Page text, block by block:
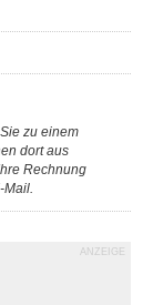
zu einem
dort aus
Rechnung
Mail.
ANZEIGE